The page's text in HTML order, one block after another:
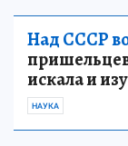
Над СССР
искала и
НАУКА